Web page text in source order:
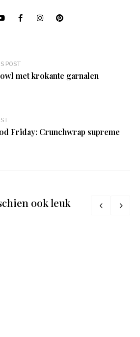
POST
met krokante garnalen
Friday: Crunchwrap supreme
ook leuk